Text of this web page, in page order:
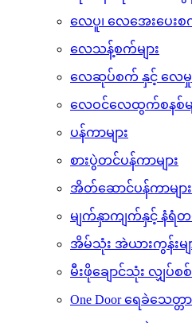
လေနှင့် အအေးပေးစက်
လုပ်ငန်းသုံး အဲယားကွန်း
လေပူ၊ လေအေးပေးစ
လေသန့်စက်များ
လေဆုပ်စက် နှင့် လေမှု
လေဝင်လေထွက်စနစ်မျ
ပန်ကာများ
စားပွဲတင်ပန်ကာများ
အိတ်ဆောင်ပန်ကာများ
မျက်နှာကျက်နှင့် နံရံတ
အိမ်သုံး အဲယားကွန်းမျာ